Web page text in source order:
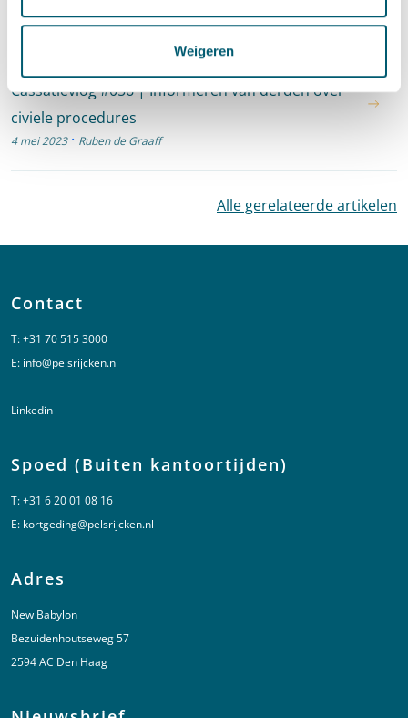
Weigeren
Cassatievlog #056 | Informeren van derden over
civiele procedures
4 mei 2023 · Ruben de Graaff
Alle gerelateerde artikelen
Contact
T:+31 70 515 3000
E: info@pelsrijcken.nl
Linkedin
Spoed (Buiten kantoortijden)
T:+31 6 20 01 08 16
E: kortgeding@pelsrijcken.nl
Adres
New Babylon
Bezuidenhoutseweg 57
2594 AC Den Haag